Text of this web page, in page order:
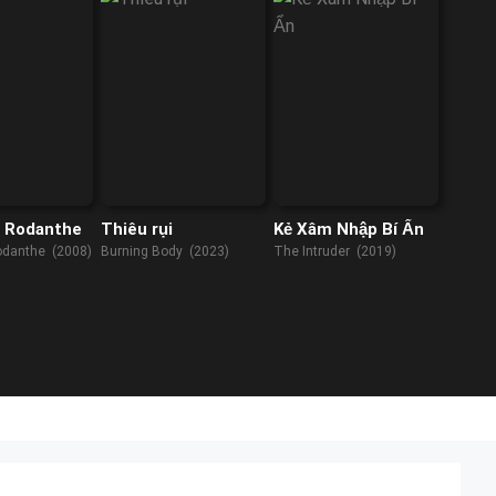
(2008)
Thiêu rụi
Burning Body (2023)
Kẻ Xâm Nhập Bí Ẩn
The Intruder (2019)